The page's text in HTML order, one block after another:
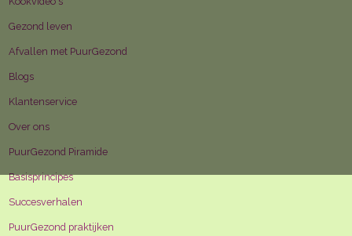
Gezond leven
Afvallen met PuurGezond
Blogs
Klantenservice
Over ons
PuurGezond Piramide
Basisprincipes
Succesverhalen
PuurGezond praktijken